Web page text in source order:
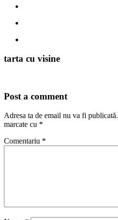
tarta cu visine
Post a comment
Adresa ta de email nu va fi publicată.
marcate cu *
Comentariu *